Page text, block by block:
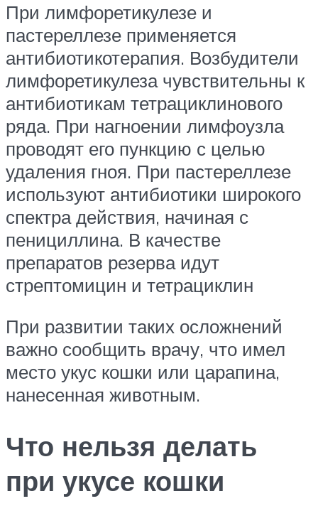
При лимфоретикулезе и
пастереллезе применяется
антибиотикотерапия. Возбудители
лимфоретикулеза чувствительны к
антибиотикам тетрациклинового
ряда. При нагноении лимфоузла
проводят его пункцию с целью
удаления гноя. При пастереллезе
используют антибиотики широкого
спектра действия, начиная с
пенициллина. В качестве
препаратов резерва идут
стрептомицин и тетрациклин
При развитии таких осложнений
важно сообщить врачу, что имел
место укус кошки или царапина,
нанесенная животным.
Что нельзя делать
при укусе кошки